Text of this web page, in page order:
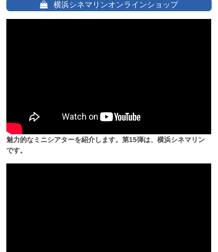
横浜シネマリンオンラインショップ
魅力的なミニシアターを紹介します。第15弾は、横浜シネマリン
です。